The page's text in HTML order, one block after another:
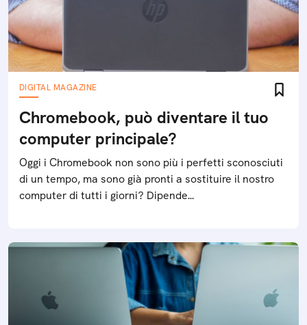
DIGITAL MAGAZINE
Chromebook, può diventare il tuo
computer principale?
Oggi i Chromebook non sono più i perfetti sconosciuti
di un tempo, ma sono già pronti a sostituire il nostro
computer di tutti i giorni? Dipende...